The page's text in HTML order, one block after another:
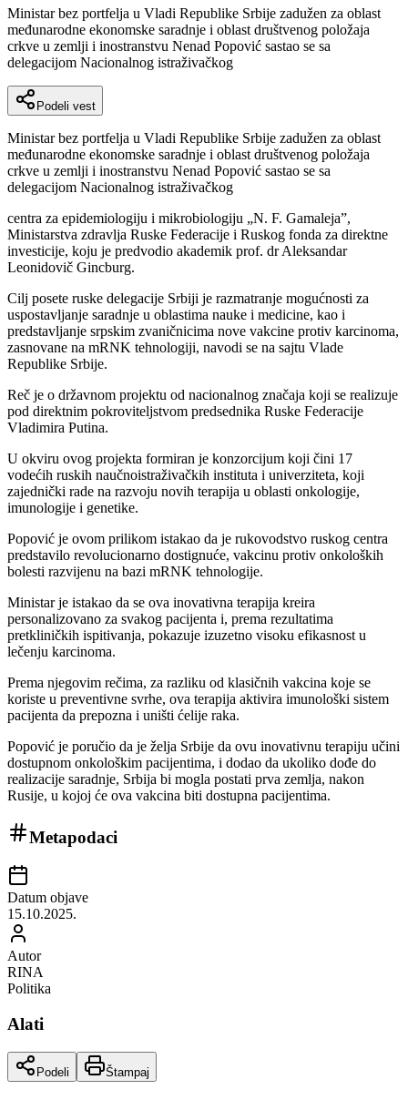
Ministar bez portfelja u Vladi Republike Srbije zadužen za oblast
međunarodne ekonomske saradnje i oblast društvenog položaja
crkve u zemlji i inostranstvu Nenad Popović sastao se sa
delegacijom Nacionalnog istraživačkog
Podeli vest
Ministar bez portfelja u Vladi Republike Srbije zadužen za oblast
međunarodne ekonomske saradnje i oblast društvenog položaja
crkve u zemlji i inostranstvu Nenad Popović sastao se sa
delegacijom Nacionalnog istraživačkog
centra za epidemiologiju i mikrobiologiju „N. F. Gamaleja”,
Ministarstva zdravlja Ruske Federacije i Ruskog fonda za direktne
investicije, koju je predvodio akademik prof. dr Aleksandar
Leonidovič Gincburg.
Cilj posete ruske delegacije Srbiji je razmatranje mogućnosti za
uspostavljanje saradnje u oblastima nauke i medicine, kao i
predstavljanje srpskim zvaničnicima nove vakcine protiv karcinoma,
zasnovane na mRNK tehnologiji, navodi se na sajtu Vlade
Republike Srbije.
Reč je o državnom projektu od nacionalnog značaja koji se realizuje
pod direktnim pokroviteljstvom predsednika Ruske Federacije
Vladimira Putina.
U okviru ovog projekta formiran je konzorcijum koji čini 17
vodećih ruskih naučnoistraživačkih instituta i univerziteta, koji
zajednički rade na razvoju novih terapija u oblasti onkologije,
imunologije i genetike.
Popović je ovom prilikom istakao da je rukovodstvo ruskog centra
predstavilo revolucionarno dostignuće, vakcinu protiv onkoloških
bolesti razvijenu na bazi mRNK tehnologije.
Ministar je istakao da se ova inovativna terapija kreira
personalizovano za svakog pacijenta i, prema rezultatima
pretkliničkih ispitivanja, pokazuje izuzetno visoku efikasnost u
lečenju karcinoma.
Prema njegovim rečima, za razliku od klasičnih vakcina koje se
koriste u preventivne svrhe, ova terapija aktivira imunološki sistem
pacijenta da prepozna i uništi ćelije raka.
Popović je poručio da je želja Srbije da ovu inovativnu terapiju učini
dostupnom onkološkim pacijentima, i dodao da ukoliko dođe do
realizacije saradnje, Srbija bi mogla postati prva zemlja, nakon
Rusije, u kojoj će ova vakcina biti dostupna pacijentima.
Metapodaci
Datum objave
15.10.2025.
Autor
RINA
Politika
Alati
Podeli Štampaj